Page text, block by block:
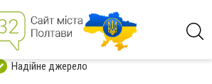
Надійне джерело